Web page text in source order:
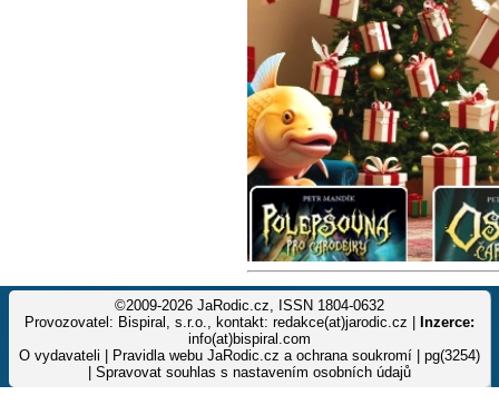
©2009-2026 JaRodic.cz, ISSN 1804-0632
Provozovatel: Bispiral, s.r.o., kontakt: redakce(at)jarodic.cz |
Inzerce:
info(at)bispiral.com
O vydavateli
Pravidla webu JaRodic.cz a ochrana soukromí | pg(3254)
Spravovat souhlas s nastavením osobních údajů